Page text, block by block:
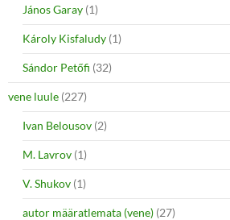
János Garay (1)
Károly Kisfaludy (1)
Sándor Petőfi (32)
vene luule (227)
Ivan Belousov (2)
M. Lavrov (1)
V. Shukov (1)
autor määratlemata (vene) (27)